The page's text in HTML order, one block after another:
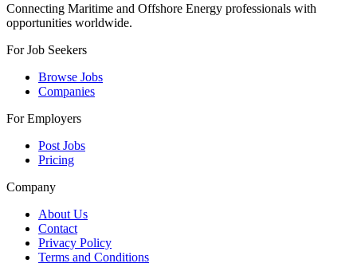
Connecting Maritime and Offshore Energy professionals with
opportunities worldwide.
For Job Seekers
Browse Jobs
Companies
For Employers
Post Jobs
Pricing
Company
About Us
Contact
Privacy Policy
Terms and Conditions